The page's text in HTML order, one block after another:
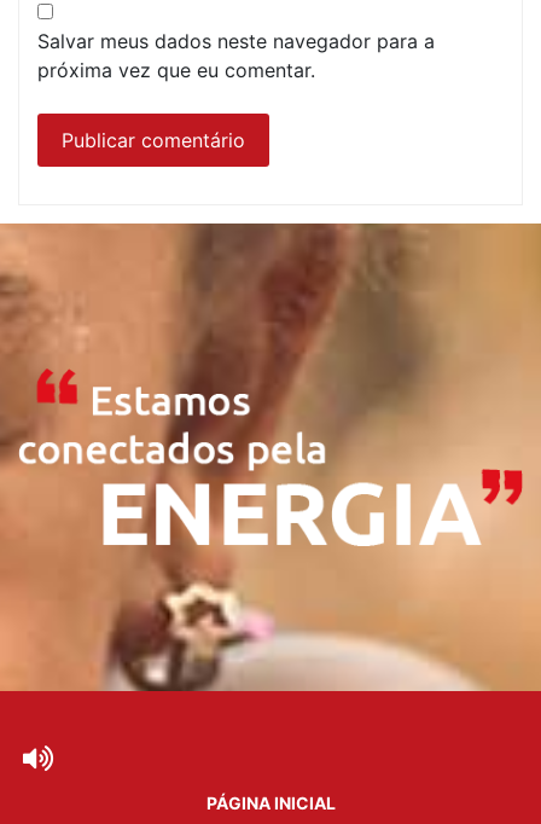
Salvar meus dados neste navegador para a
próxima vez que eu comentar.
PÁGINA INICIAL